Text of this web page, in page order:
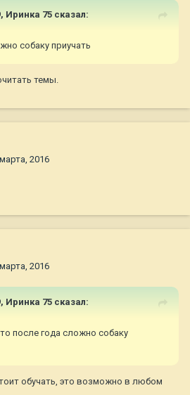
Иринка 75 сказал:
собаку приучать
темы.
2016
2016
Иринка 75 сказал:
после года сложно собаку
обучать, это возможно в любом